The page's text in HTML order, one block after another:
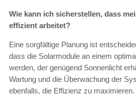
Wie kann ich sicherstellen, dass
effizient arbeitet?
Eine sorgfältige Planung ist
dass die Solarmodule an einem
werden, der genügend Sonnenlicht
Wartung und die Überwachung der
ebenfalls, die Effizienz zu maximieren.